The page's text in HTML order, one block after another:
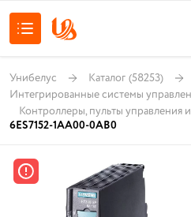
Унибелус Каталог (58253)
Интегрированные системы
Контроллеры, пульты управления
6ES7152-1AA00-0AB0